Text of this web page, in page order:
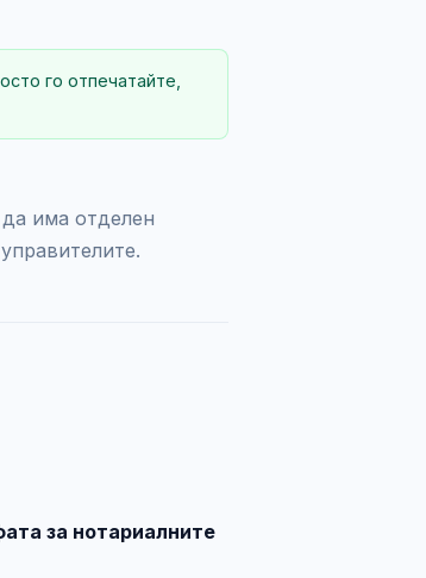
го отпечатайте,
има отделен
за нотариалните